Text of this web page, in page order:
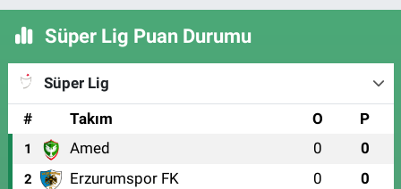
Süper Lig Puan Durumu
Süper Lig
#
Takım O P
1 Amed 0 0
2 Erzurumspor FK 0 0